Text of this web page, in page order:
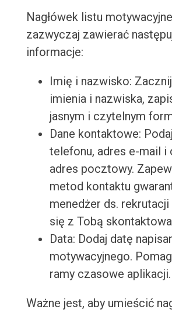
Nagłówek listu
zazwyczaj zawierać
informacje:
Imię i nazwisko:
imienia i nazwiska,
jasnym i czytelnym
Dane kontaktowe:
telefonu, adres e-mail i
adres pocztowy.
metod kontaktu
menedżer ds. rekrutacji
się z Tobą
Data: Dodaj datę
motywacyjnego.
ramy czasowe aplikacji.
Ważne jest, aby umieścić